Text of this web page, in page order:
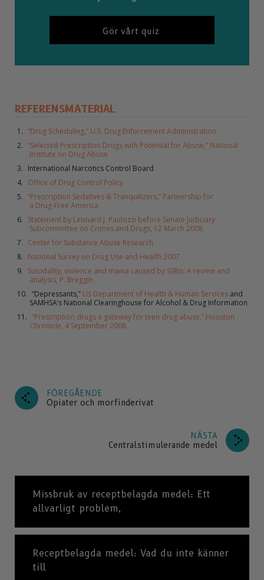
Gör vårt quiz
REFERENSMATERIAL
“Drug Scheduling,” U.S. Drug Enforcement Administration
“Selected Prescription Drugs with Potential for Abuse,” National
Institute on Drug Abuse
International Narcotics Control Board
Office of Drug Control Policy
“Prescription Sedatives & Tranquilizers,” Partnership for
a Drug-Free America
Statement by Leonard J. Paulozzi before Senate Judiciary
Subcommittee on Crimes and Drugs, 12 March 2008
Center for Substance Abuse Research
National Survey on Drug Use and Health 2007
Suicidality, violence and mania caused by SSRIs: A review and
analysis, P. Breggin.
“Depressants,” US Department of Health & Human Services and
SAMHSA’s National Clearinghouse for Alcohol & Drug Information
“Prescription drugs a gateway for teen drug abuse,” Houston
Chronicle, 4 September 2008
FÖREGÅENDE
Opiater och morfinderivat
NÄSTA
Centralstimulerande medel
Missbruk av receptbelagda medel: Ett
allvarligt problem,
Receptbelagda medel: Vad du inte känner
till